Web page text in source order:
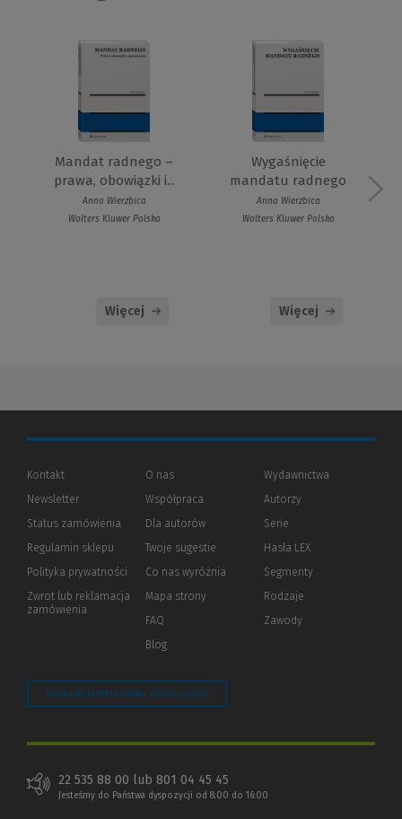
Mandat radnego –
prawa, obowiązki i...
Anna Wierzbica
Wolters Kluwer Polska
Więcej
Wygaśnięcie
mandatu radnego
Anna Wierzbica
Wolters Kluwer Polska
Więcej
Kontakt
Newsletter
Status zamówienia
Regulamin sklepu
Polityka prywatności (Nowe
(Link
innej
Zwrot lub reklamacja
zamówienia
O nas
Współpraca
Dla autorów(Nowe
(Link
innej
strony)
Twoje sugestie
Co nas wyróżnia
Mapa strony
FAQ
Blog
Wydawnictwa
Autorzy
Serie
Hasła LEX
Segmenty
Rodzaje
Zawody
Zarządzaj preferencjami plików cookie
22 535 88 00 lub 801 04 45 45
Jesteśmy do Państwa dyspozycji od 8:00 do 16:00